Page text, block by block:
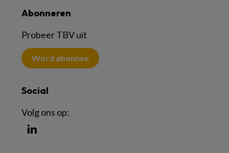
Abonneren
Probeer TBV uit
Word abonnee
Social
Volg ons op: